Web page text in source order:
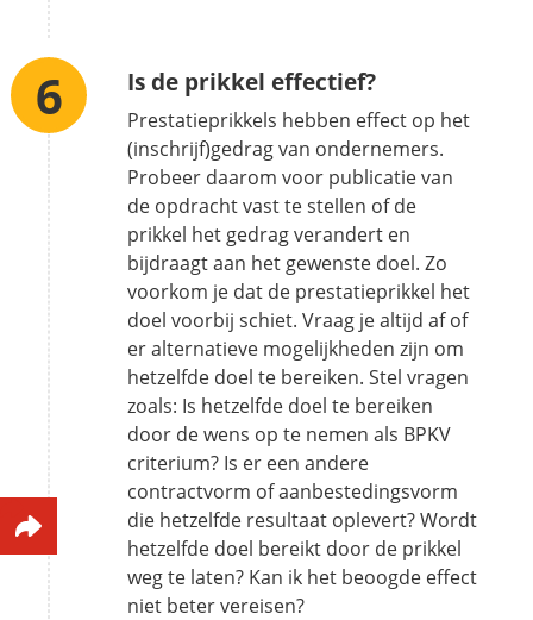
Is de prikkel effectief?
Prestatieprikkels hebben effect op het
(inschrijf)gedrag van ondernemers.
Probeer daarom voor publicatie van
de opdracht vast te stellen of de
prikkel het gedrag verandert en
bijdraagt aan het gewenste doel. Zo
voorkom je dat de prestatieprikkel het
doel voorbij schiet. Vraag je altijd af of
er alternatieve mogelijkheden zijn om
hetzelfde doel te bereiken. Stel vragen
zoals: Is hetzelfde doel te bereiken
door de wens op te nemen als BPKV
criterium? Is er een andere
contractvorm of aanbestedingsvorm
die hetzelfde resultaat oplevert? Wordt
hetzelfde doel bereikt door de prikkel
weg te laten? Kan ik het beoogde effect
niet beter vereisen?